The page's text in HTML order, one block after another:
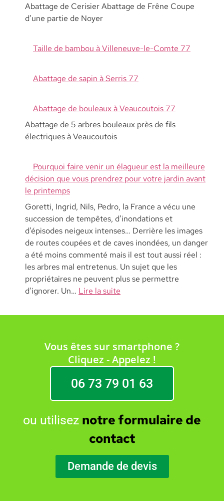
Abattage de Cerisier Abattage de Frêne Coupe
d’une partie de Noyer
Taille de bambou à Villeneuve-le-Comte 77
Abattage de sapin à Serris 77
Abattage de bouleaux à Veaucoutois 77
Abattage de 5 arbres bouleaux près de fils
électriques à Veaucoutois
Pourquoi faire venir un élagueur est la meilleure
décision que vous prendrez pour votre jardin avant
le printemps
Goretti, Ingrid, Nils, Pedro, la France a vécu une
succession de tempêtes, d’inondations et
d’épisodes neigeux intenses… Derrière les images
de routes coupées et de caves inondées, un danger
a été moins commenté mais il est tout aussi réel :
les arbres mal entretenus. Un sujet que les
propriétaires ne peuvent plus se permettre
d’ignorer. Un… Lire la suite
Vous êtes sur smartphone ?
Cliquez - Appelez !
06 73 79 01 63
ou utilisez notre formulaire de
contact
Demande de devis